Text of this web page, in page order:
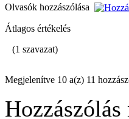
Olvasók hozzászólása
Átlagos értékelés
(1 szavazat)
Megjelenítve 10 a(z) 11